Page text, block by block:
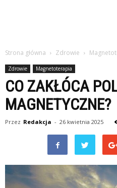
Strona główna Zdrowie
Zdrowie Magnetoterapia
CO ZAKŁÓCA
MAGNETYCZNE?
Przez Redakcja - 26 kwietnia 2025